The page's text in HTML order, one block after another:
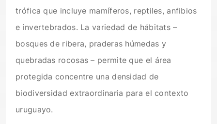
trófica que incluye mamíferos, reptiles, anfibios
e invertebrados. La variedad de hábitats –
bosques de ribera, praderas húmedas y
quebradas rocosas – permite que el área
protegida concentre una densidad de
biodiversidad extraordinaria para el contexto
uruguayo.